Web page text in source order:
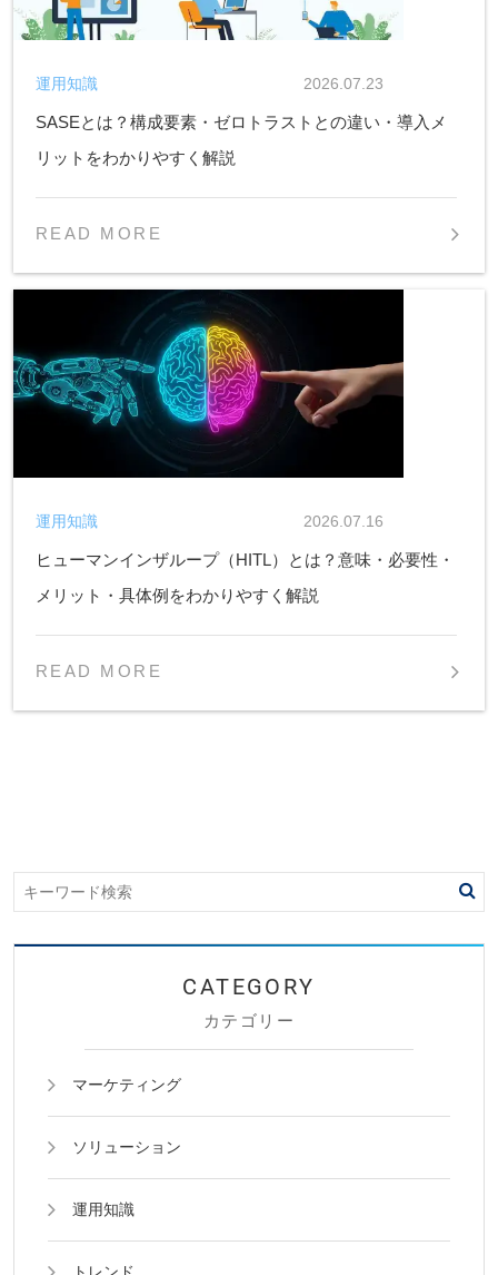
SASEとは？構成要素・ゼロトラストとの違い・導入メ
リットをわかりやすく解説
2026.07.23
運用知識
READ MORE
ヒューマンインザループ（HITL）とは？意味・必要性・
メリット・具体例をわかりやすく解説
2026.07.16
運用知識
READ MORE
カテゴリー
マーケティング
ソリューション
運用知識